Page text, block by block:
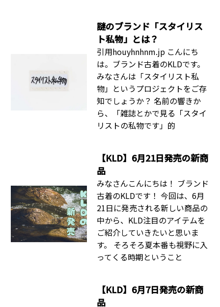
謎のブランド「スタイリス
ト私物」とは？
引用houyhnhnm.jp こんにち
は。ブランド古着のKLDです。
みなさんは「スタイリスト私
物」というプロジェクトをご存
知でしょうか？ 名前の響きか
ら、「雑誌とかで見る「スタイ
リストの私物です」的
【KLD】6月21日発売の新商
品
みなさんこんにちは！ ブランド
古着のKLDです！ 今回は、6月
21日に発売される新しい商品の
中から、KLD注目のアイテムを
ご紹介していきたいと思いま
す。 そろそろ夏本番も視野に入
ってくる時期ということ
【KLD】6月7日発売の新商
品